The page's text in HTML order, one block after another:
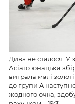
Дива не сталося. У
Асіаго юнацька
виграла малі
до групи A
жодного очка,